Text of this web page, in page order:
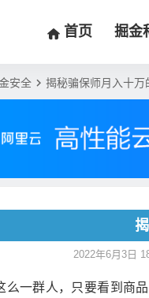
首页 掘金
安全 揭秘骗保师月入十万
2022年6月3日
么一群人，只要看到商